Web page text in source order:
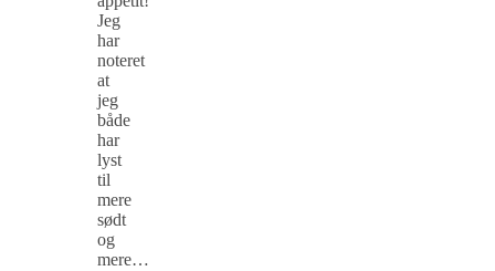
Jeg
har
noteret
at
jeg
både
har
lyst
til
mere
sødt
og
mere…